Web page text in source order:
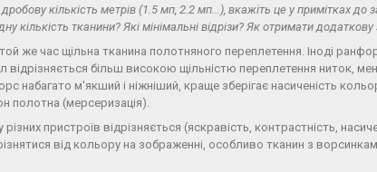
кількість метрів (1.5 мп, 2.2 мп...), вкажіть це у примітках до
кількість тканини? Які мінімальні відрізи? Як отримати
же час щільна тканина полотняного переплетення. Іноді
відрізняється більш високою щільністю переплетення ниток,
набагато м'якший і ніжніший, краще зберігає насиченість
полотна (мерсеризація).
пристроїв відрізняється (яскравість, контрастність,
від кольору на зображенні, особливо тканин з